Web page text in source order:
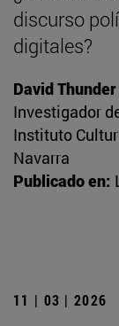
discurso
digitales?
David Thunder
Investigador
Instituto
Navarra
Publicado en:
11 | 03 | 2026